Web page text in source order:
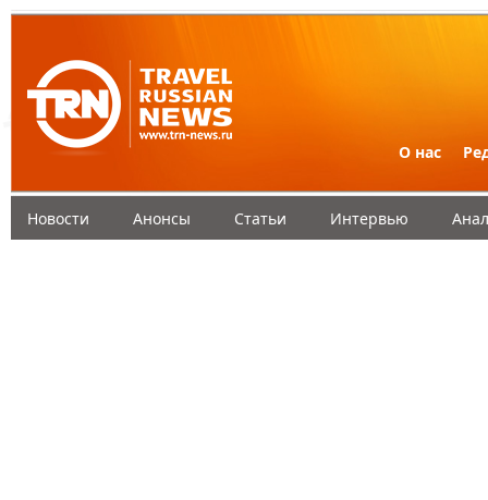
О нас
Новости Анонсы Статьи Интервью